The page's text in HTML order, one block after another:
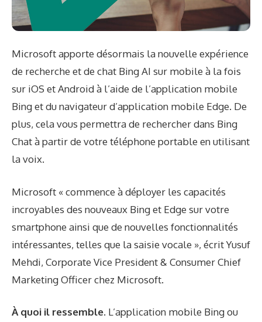
Microsoft apporte désormais la nouvelle expérience
de recherche et de chat Bing AI sur mobile à la fois
sur iOS et Android à l’aide de l’application mobile
Bing et du navigateur d’application mobile Edge. De
plus, cela vous permettra de rechercher dans Bing
Chat à partir de votre téléphone portable en utilisant
la voix.
Microsoft « commence à déployer les capacités
incroyables des nouveaux Bing et Edge sur votre
smartphone ainsi que de nouvelles fonctionnalités
intéressantes, telles que la saisie vocale », écritYusuf
Mehdi, Corporate Vice President & Consumer Chief
Marketing Officer chez Microsoft.
À quoi il ressemble. L’application mobile Bing ou